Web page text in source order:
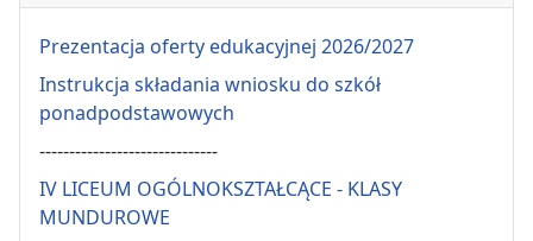
Prezentacja oferty edukacyjnej 2026/2027
Instrukcja składania wniosku do szkół
ponadpodstawowych
------------------------------
IV LICEUM OGÓLNOKSZTAŁCĄCE - KLASY
MUNDUROWE